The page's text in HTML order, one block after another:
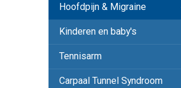
Hoofdpijn & Migraine
Kinderen en baby's
Tennisarm
Carpaal Tunnel Syndroom